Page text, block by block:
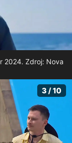
2024. Zdroj: Nova
3 / 10